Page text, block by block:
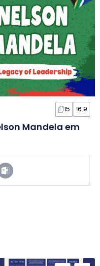
15 16:9
Mandela em